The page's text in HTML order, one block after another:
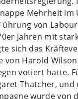
Mehrheit im
von
Jahren mit
sich das
von Harold
votiert hatte.
Thatcher,
wurde